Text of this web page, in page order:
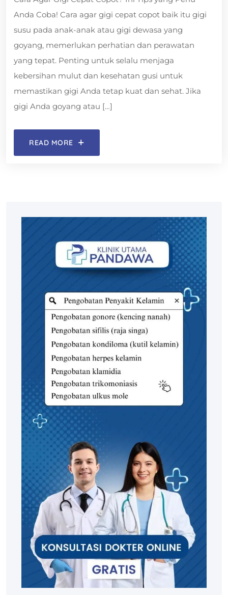
Anda Coba! Cara agar gigi cepat copot baik itu gigi
susu pada anak-anak atau gigi dewasa yang
goyang, memerlukan perhatian dan perawatan
yang tepat. Penting untuk selalu menjaga
kebersihan mulut dan kesehatan gusi untuk
memastikan gigi Anda tetap kuat dan sehat. Jika
gigi Anda goyang atau […]
READ MORE